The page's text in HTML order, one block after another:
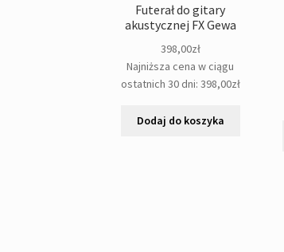
Futerał do gitary
akustycznej FX Gewa
398,00zł
Najniższa cena w ciągu
ostatnich 30 dni: 398,00zł
Dodaj do koszyka